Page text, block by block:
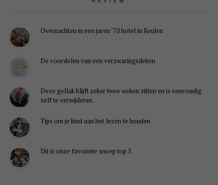
Overnachten in een jaren ’70 hotel in Keulen
De voordelen van een verzwaringsdeken
Deze gellak blijft zeker twee weken zitten en is eenvoudig
zelf te verwijderen
Tips om je kind aan het lezen te houden
Dit is onze favoriete snoep top 5